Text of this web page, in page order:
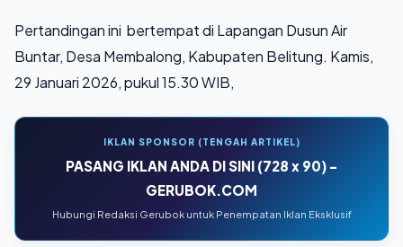
Pertandingan ini bertempat di Lapangan Dusun Air
Buntar, Desa Membalong, Kabupaten Belitung. Kamis,
29 Januari 2026, pukul 15.30 WIB,
IKLAN SPONSOR (TENGAH ARTIKEL)
PASANG IKLAN ANDA DI SINI (728 x 90) -
GERUBOK.COM
Hubungi Redaksi Gerubok untuk Penempatan Iklan Eksklusif